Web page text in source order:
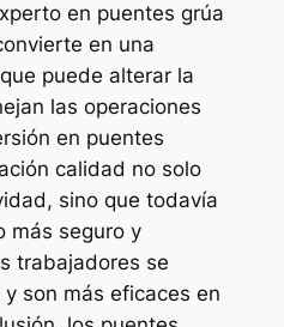
en puentes grúa
en una
puede alterar la
las operaciones
en puentes
calidad no solo
sino que todavía
más seguro y
trabajadores se
son más eficaces en